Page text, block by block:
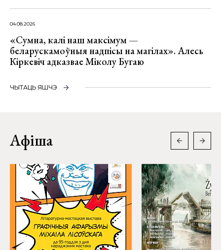
04.08.2026
«Сумна, калі наш максімум —
беларускамоўныя надпісы на магілах». Алесь
Кіркевіч адказвае Міколу Бугаю
ЧЫТАЦЬ ЯШЧЭ
Афіша